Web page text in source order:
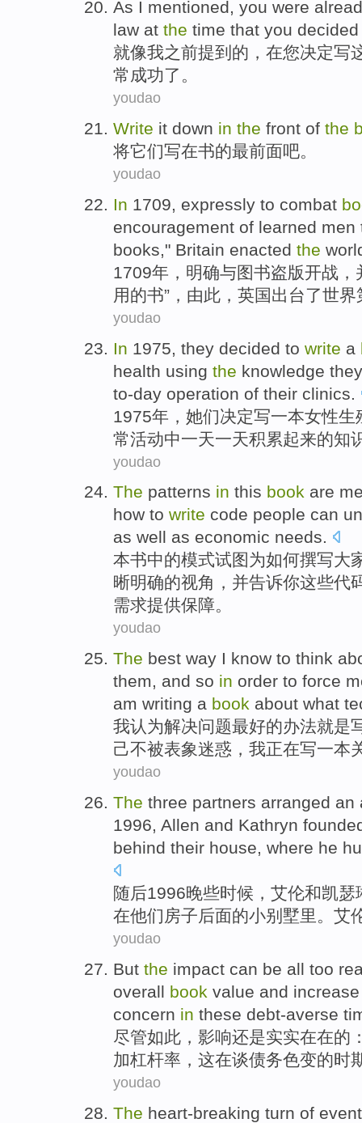
As I mentioned, you were
law at the time that you
就像我之前提到 的 ， 在您决定写
常 成功了。
youdao
Write it down in the front of the
将它们写在书的最前面吧。
youdao
In 1709, expressly to combat
encouragement of learned men
books," Britain enacted the
1709年， 明确与图书盗版开战 ，
用的书”，由此， 英国出台了世界
youdao
In 1975, they decided to write a
health using the knowledge
to-day operation of their clinics
1975年， 她们决定写一本女性生
常活动中一天一天积累起来的知
youdao
The patterns in this book are
how to write code people can
as well as economic needs.
本书中的模式试图为如何撰写大
晰明确的视角 ， 并告诉你这些代
需求提供保障。
youdao
The best way I know to think
them, and so in order to force
am writing a book about what
我认为解决问题最好的办法就是
己不被表象迷惑 ，我正在写一本
youdao
The three partners arranged
1996, Allen and Kathryn
behind their house, where he
随后1996晚些时候 ， 艾伦和凯瑟
在他们 房子后面的小别墅里。 艾
youdao
But the impact can be all too
overall book value and increase
concern in these debt-averse
尽管如此， 影响还是实实在在的
加杠杆率 ， 这在谈债务色变的时
youdao
The heart-breaking turn of